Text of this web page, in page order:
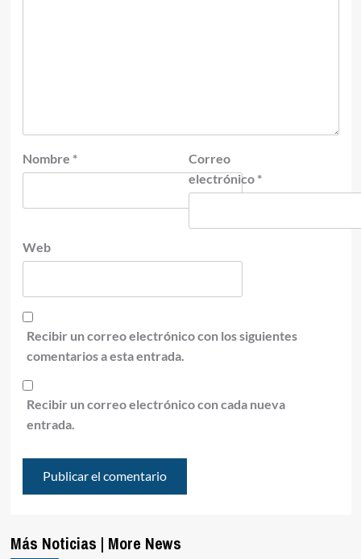
Nombre *
Correo
electrónico *
Web
Recibir un correo electrónico con los siguientes
comentarios a esta entrada.
Recibir un correo electrónico con cada nueva
entrada.
Más Noticias | More News